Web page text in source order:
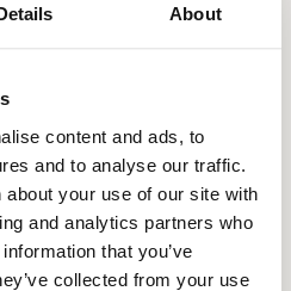
About
content and ads, to
and to analyse our traffic.
your use of our site with
and analytics partners who
that you’ve
collected from your use
à la coupe ajustée et
col dépliable pour mieux
facilement remonter et
aux pattes permettant de
à zip vient rajouter de la